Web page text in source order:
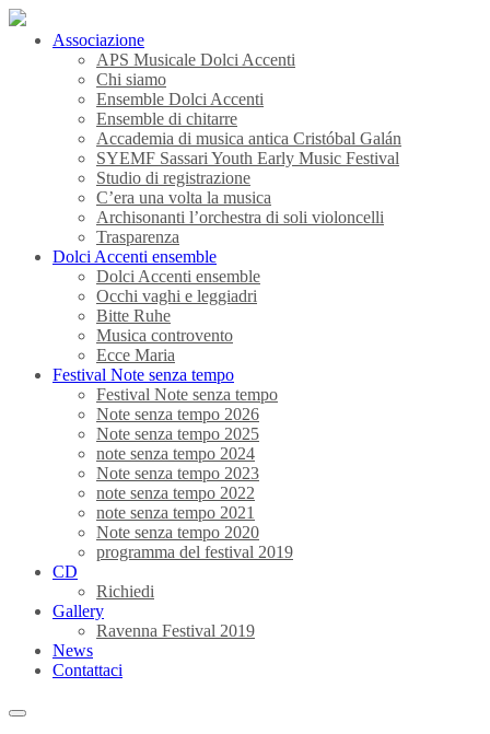
Associazione
APS Musicale Dolci Accenti
Chi siamo
Ensemble Dolci Accenti
Ensemble di chitarre
Accademia di musica antica Cristóbal Galán
SYEMF Sassari Youth Early Music Festival
Studio di registrazione
C’era una volta la musica
Archisonanti l’orchestra di soli violoncelli
Trasparenza
Dolci Accenti ensemble
Dolci Accenti ensemble
Occhi vaghi e leggiadri
Bitte Ruhe
Musica controvento
Ecce Maria
Festival Note senza tempo
Festival Note senza tempo
Note senza tempo 2026
Note senza tempo 2025
note senza tempo 2024
Note senza tempo 2023
note senza tempo 2022
note senza tempo 2021
Note senza tempo 2020
programma del festival 2019
CD
Richiedi
Gallery
Ravenna Festival 2019
News
Contattaci